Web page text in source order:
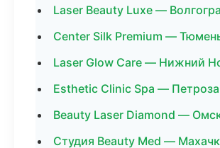
Laser Beauty Luxe —
Center Silk Premium —
Laser Glow Care — Нижний
Esthetic Clinic Spa —
Beauty Laser Diamond —
Студия Beauty Med —